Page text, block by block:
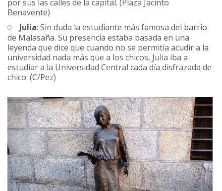
por sus las calles de la capital. (Plaza Jacinto
Benavente)
Julia: Sin duda la estudiante más famosa del barrio
de Malasaña. Su presencia estaba basada en una
leyenda que dice que cuando no se permitía acudir a la
universidad nada más que a los chicos, Julia iba a
estudiar a la Universidad Central cada día disfrazada de
chico. (C/Pez)